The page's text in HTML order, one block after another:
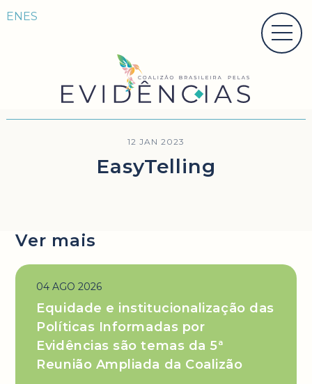
ENES
12 JAN 2023
EasyTelling
Ver mais
04 AGO 2026
Equidade e institucionalização das
Políticas Informadas por
Evidências são temas da 5ª
Reunião Ampliada da Coalizão